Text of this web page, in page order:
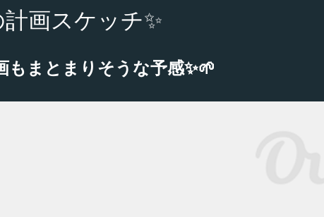
画スケッチ✨
もまとまりそうな予感✨🌱